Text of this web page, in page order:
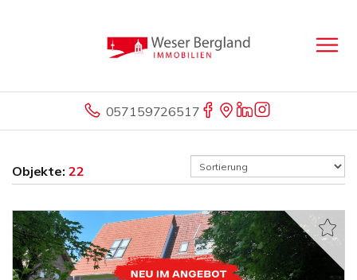
057159726517
Objekte: 22